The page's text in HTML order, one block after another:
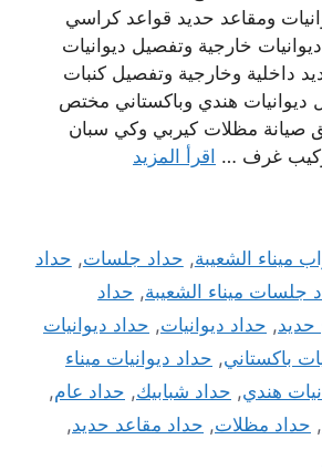
ومقاعد حديد قواعد كراسي
خارجية وتفصيل ديوانيات
داخلية وخارجية وتفصيل كنبات
ديوانيات هندي وباكستاني مختص
صيانة مظلات كيربي وكي سبان
غرف … اقرأ المزيد
ميناء الشعيبة, حداد جلسات, حداد
جلسات ميناء الشعيبة, حداد
حديد, حداد ديوانيات, حداد ديوانيات
باكستاني, حداد ديوانيات ميناء
هندي, حداد شبابيك, حداد عام,
, حداد مظلات, حداد مقاعد حديد,